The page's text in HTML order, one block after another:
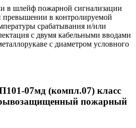
в шлейф пожарной сигнализации
превышении в контролируемой
срабатывания и/или
с двумя кабельными вводами
с диаметром условного
07мд (компл.07) класс
пожарный